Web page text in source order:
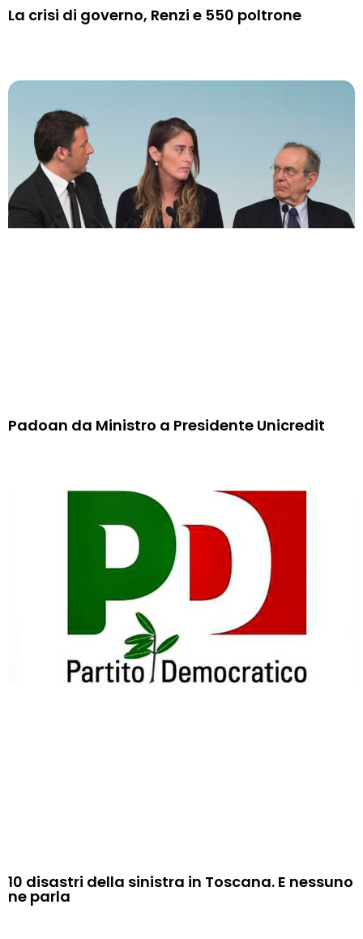
La crisi di governo, Renzi e 550 poltrone
Padoan da Ministro a Presidente Unicredit
10 disastri della sinistra in Toscana. E nessuno
ne parla